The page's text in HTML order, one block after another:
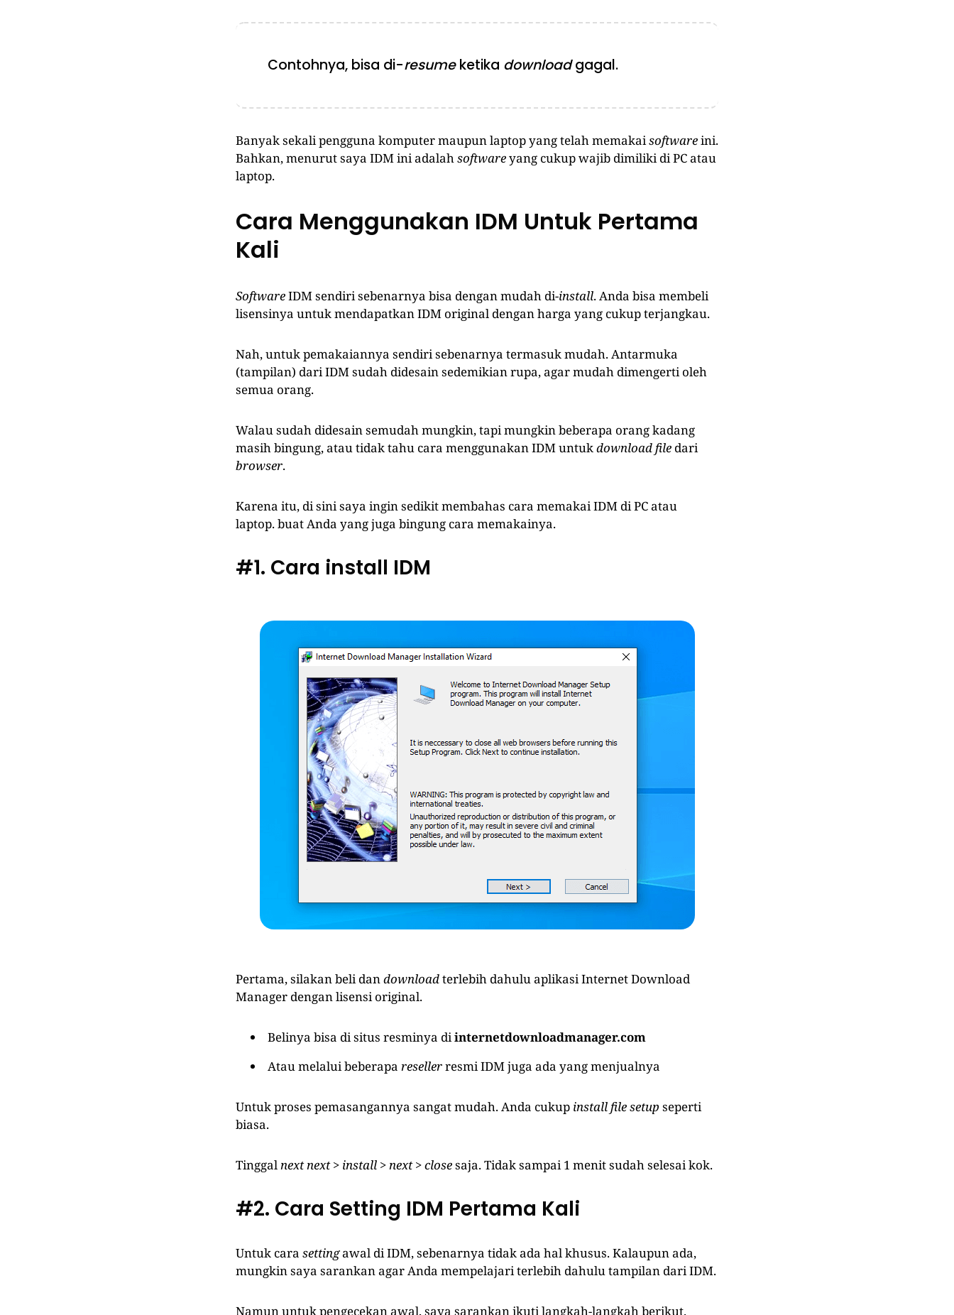
Contohnya, bisa di-resumeketika downloadgagal.
Banyak sekali pengguna komputer maupun laptop yang telah memakaisoftwareini.
Bahkan, menurut saya IDM ini adalahsoftwareyang cukup wajib dimiliki di PC atau
laptop.
Cara Menggunakan IDM Untuk Pertama
Kali
SoftwareIDM sendiri sebenarnya bisa dengan mudah di-install. Anda bisa membeli
lisensinya untuk mendapatkan IDM original dengan harga yang cukup terjangkau.
Nah, untuk pemakaiannya sendiri sebenarnya termasuk mudah. Antarmuka
(tampilan) dari IDM sudah didesain sedemikian rupa, agar mudah dimengerti oleh
semua orang.
Walau sudah didesain semudah mungkin, tapi mungkin beberapa orang kadang
masih bingung, atau tidak tahu cara menggunakan IDM untukdownload file dari
browser.
Karena itu, di sini saya ingin sedikit membahas cara memakai IDM di PC atau
laptop. buat Anda yang juga bingung cara memakainya.
#1. Cara install IDM
Pertama, silakan beli dandownloadterlebih dahulu aplikasi Internet Download
Manager dengan lisensi original.
Belinya bisa di situs resminya diinternetdownloadmanager.com
Atau melalui beberapa resellerresmi IDM juga ada yang menjualnya
Untuk proses pemasangannya sangat mudah. Anda cukup install filesetup seperti
biasa.
Tinggal next next> install > next >closesaja. Tidak sampai 1 menit sudah selesai kok.
#2. Cara Setting IDM Pertama Kali
Untuk cara settingawal di IDM, sebenarnya tidak ada hal khusus. Kalaupun ada,
mungkin saya sarankan agar Anda mempelajari terlebih dahulu tampilan dari IDM.
Namun untuk pengecekan awal, saya sarankan ikuti langkah-langkah berikut.